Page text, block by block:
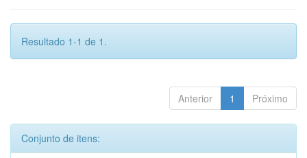
Resultado 1-1 de 1.
Anterior 1 Próximo
Conjunto de itens: